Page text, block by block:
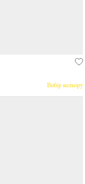
Вибір кольору